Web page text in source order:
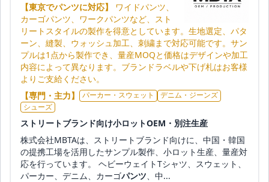
【東京でパンツに対応】
ワイドパンツ、
カーゴパンツ、ワークパンツなど、スト
リートスタイルの製作を得意としています。生地選定、パタ
ーン、縫製、ウォッシュ加工、刺繍まで対応可能です。サン
プルは1点から製作でき、量産MOQと価格はデザインや加工
内容によって異なります。ブランドラベルや下げ札はお客様
よりご支給ください。
【専門・主力】
パーカー・スウェット
デニム・ジーンズ
シューズ
ストリートブランド向け小ロットOEM・別注生産
株式会社MBTAは、ストリートブランド向けに、中国・韓国
の提携工場を活用したサンプル製作、小ロット生産、量産対
応を行っています。 ヘビーウェイトTシャツ、スウェット、
パーカー、デニム、カーゴパンツ 、中...